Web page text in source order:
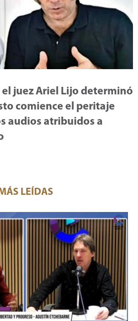
el juez Ariel Lijo determinó
comience el peritaje
audios atribuidos a
LEÍDAS